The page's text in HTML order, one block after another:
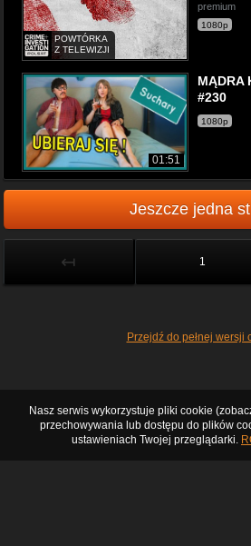
POWTÓRKA
Z TELEWIZJI
premium
1080p
01:51
MĄDRA
#230
1080p
Jeszcze jedna
↤ 1
Przejdź do pełnej wersji
Nasz serwis wykorzystuje pliki cookie
przechowywania lub dostępu do plików
ustawieniach Twojej przeglądarki.